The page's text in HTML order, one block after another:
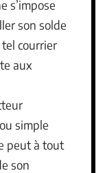
s’impose
son solde
courrier
aux
simple
peut à tout
son